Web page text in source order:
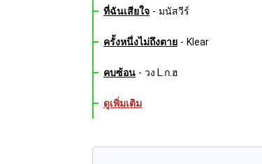
ที่ฉันเสียใจ - มนัสวีร์
ครั้งหนึ่งไม่ถึงตาย - Klear
คบซ้อน - วง L.ก.ฮ
ดูเพิ่มเติม